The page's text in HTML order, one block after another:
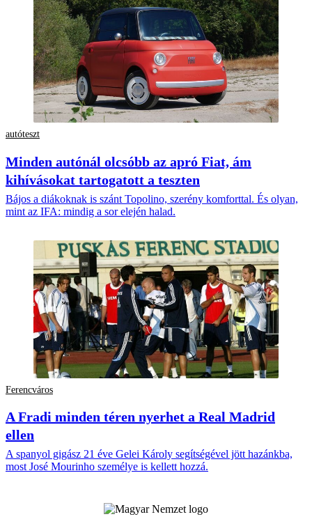
autóteszt
Minden autónál olcsóbb az apró Fiat, ám
kihívásokat tartogatott a teszten
Bájos a diákoknak is szánt Topolino, szerény komforttal. És olyan,
mint az IFA: mindig a sor elején halad.
Ferencváros
A Fradi minden téren nyerhet a Real Madrid
ellen
A spanyol gigász 21 éve Gelei Károly segítségével jött hazánkba,
most José Mourinho személye is kellett hozzá.